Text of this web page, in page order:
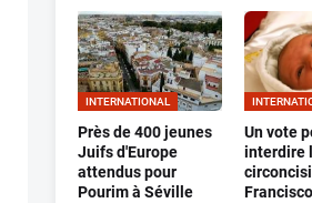
INTERNATIONAL
Près de 400 jeunes
Juifs d'Europe
attendus pour
Pourim à Séville
Un vote
interdire
Francisco